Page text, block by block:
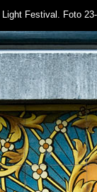
Festival. Foto